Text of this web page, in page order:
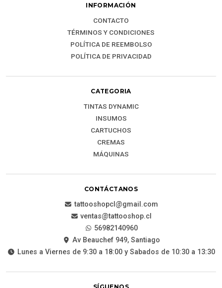
INFORMACIÓN
CONTACTO
TÉRMINOS Y CONDICIONES
POLÍTICA DE REEMBOLSO
POLÍTICA DE PRIVACIDAD
CATEGORIA
TINTAS DYNAMIC
INSUMOS
CARTUCHOS
CREMAS
MÁQUINAS
CONTÁCTANOS
tattooshopcl@gmail.com
ventas@tattooshop.cl
56982140960
Av Beauchef 949, Santiago
Lunes a Viernes de 9:30 a 18:00 y Sabados de 10:30 a 13:30